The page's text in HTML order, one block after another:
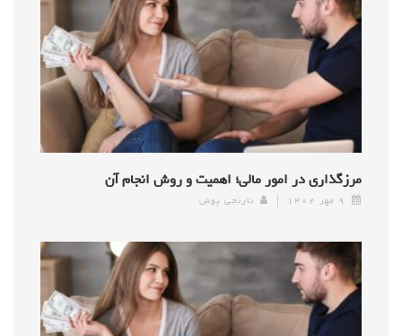
مرزگذاری در امور مالی؛ اهمیت و روش انجام آن
۹ مهر ۱۴۰۲ نارنجی پوش